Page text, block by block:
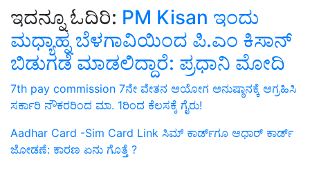
ಇದನ್ನೂ ಓದಿರಿ: PM Kisan ಇಂದು
ಮಧ್ಯಾಹ್ನ ಬೆಳಗಾವಿಯಿಂದ ಪಿ.ಎಂ ಕಿಸಾನ್‌
ಬಿಡುಗಡೆ ಮಾಡಲಿದ್ದಾರೆ: ಪ್ರಧಾನಿ ಮೋದಿ
7th pay commission 7ನೇ ವೇತನ ಆಯೋಗ ಅನುಷ್ಠಾನಕ್ಕೆ ಆಗ್ರಹಿಸಿ
ಸರ್ಕಾರಿ ನೌಕರರಿಂದ ಮಾ. 1ರಿಂದ ಕೆಲಸಕ್ಕೆ ಗೈರು!
Aadhar Card -Sim Card Link ಸಿಮ್‌ ಕಾರ್ಡ್‌ಗೂ ಆಧಾರ್‌ ಕಾರ್ಡ್‌
ಜೋಡಣೆ: ಕಾರಣ ಏನು ಗೊತ್ತೆ ?